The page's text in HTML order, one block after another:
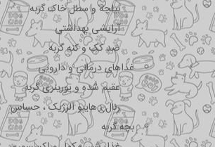
بیلچه و سطل خاک گربه
آرایشی بهداشتی
ضد کک و کنه گربه
غذاهای درمانی و دارویی
عقیم شده و یورینری گربه
رنال ، هایپو آلرژیک ، حساس
بچه گربه